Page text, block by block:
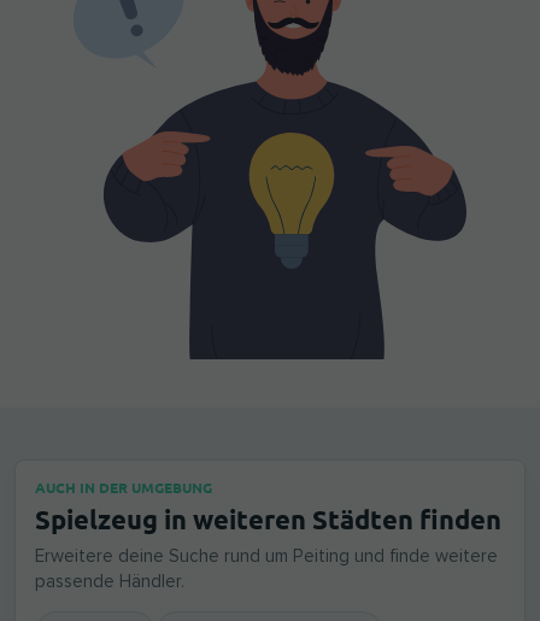
AUCH IN DER UMGEBUNG
Spielzeug in weiteren Städten finden
Erweitere deine Suche rund um Peiting und finde weitere
passende Händler.